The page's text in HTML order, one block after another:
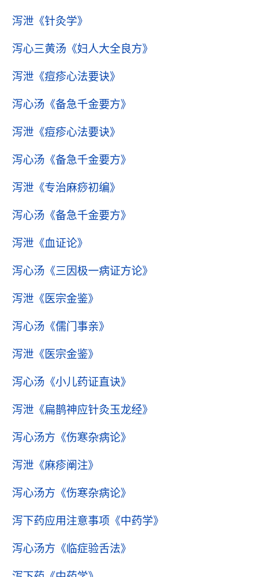
泻泄 《针灸学》
泻心三黄汤 《妇人大全良方》
泻泄 《痘疹心法要诀》
泻心汤 《备急千金要方》
泻泄 《痘疹心法要诀》
泻心汤 《备急千金要方》
泻泄 《专治麻痧初编》
泻心汤 《备急千金要方》
泻泄 《血证论》
泻心汤 《三因极一病证方论》
泻泄 《医宗金鉴》
泻心汤 《儒门事亲》
泻泄 《医宗金鉴》
泻心汤 《小儿药证直诀》
泻泄 《扁鹊神应针灸玉龙经》
泻心汤方 《伤寒杂病论》
泻泄 《麻疹阐注》
泻心汤方 《伤寒杂病论》
泻下药应用注意事项 《中药学》
泻心汤方 《临症验舌法》